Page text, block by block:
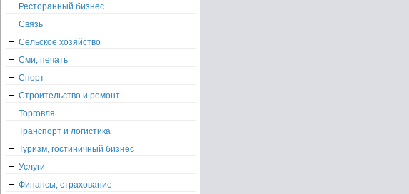
Ресторанный бизнес
Связь
Сельское хозяйство
Сми, печать
Спорт
Строительство и ремонт
Торговля
Транспорт и логистика
Туризм, гостиничный бизнес
Услуги
Финансы, страхование